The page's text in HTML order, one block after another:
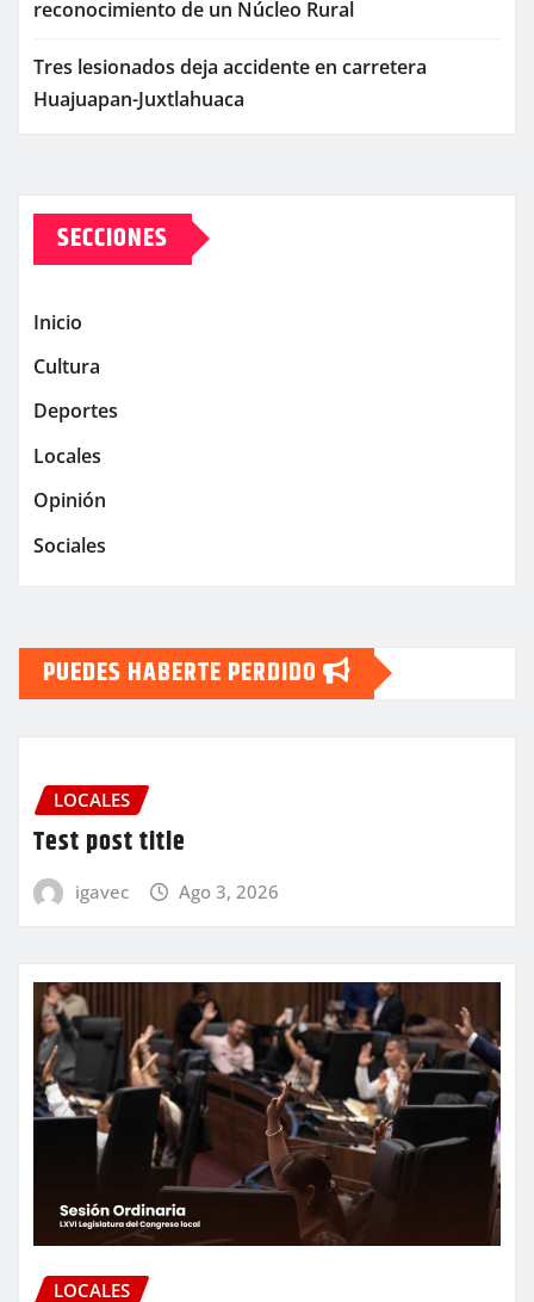
reconocimiento de un Núcleo Rural
Tres lesionados deja accidente en carretera
Huajuapan-Juxtlahuaca
SECCIONES
Inicio
Cultura
Deportes
Locales
Opinión
Sociales
PUEDES HABERTE PERDIDO
LOCALES
Test post title
igavec Ago 3, 2026
LOCALES